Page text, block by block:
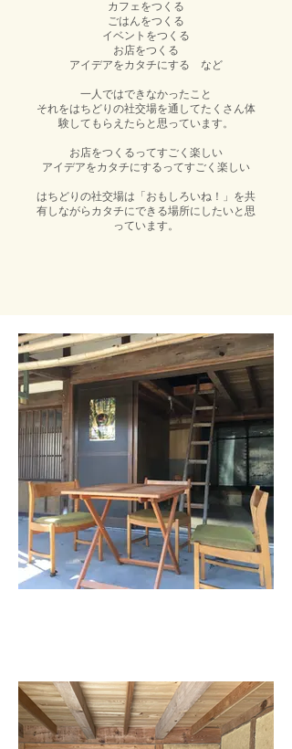
カフェをつくる
ごはんをつくる
イベントをつくる
お店をつくる
アイデアをカタチにする など
一人ではできなかったこと
それをはちどりの社交場を通してたくさん体
験してもらえたらと思っています。
お店をつくるってすごく楽しい
アイデアをカタチにするってすごく楽しい
はちどりの社交場は「おもしろいね！」を共
有しながらカタチにできる場所にしたいと思
っています。